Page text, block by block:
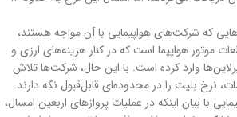
که شرکت‌های هواپیمایی با آن مواجه هستند،
موتور هواپیما است که در کنار هزینه‌های ارزی و
وارد کرده است. با این حال، شرکت‌ها تلاش
نرخ بلیت را در محدوده‌ای قابل‌قبول نگه دارند.
با بیان اینکه در عملیات پروازهای اربعین امسال،